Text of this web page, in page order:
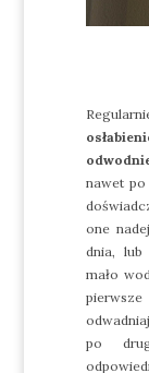
nawet
one
dnia, lub
mało
po